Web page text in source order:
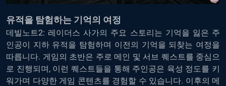
유적을 탐험하는 기억의 여정
데빌노트2: 레이더스 사가의 주요 스토리는 기억을 잃은 주
인공이 지하 유적을 탐험하며 이전의 기억을 되찾는 여정을
따릅니다. 게임의 초반은 주로 메인 및 서브 퀘스트를 중심으
로 진행되며, 이런 퀘스트들을 통해 주인공은 육성 정도를 키
워가며 다양한 게임 콘텐츠를 경험할 수 있습니다. 이후의 메